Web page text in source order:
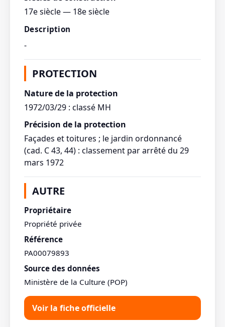
17e siècle — 18e siècle
Description
-
PROTECTION
Nature de la protection
1972/03/29 : classé MH
Précision de la protection
Façades et toitures ; le jardin ordonnancé
(cad. C 43, 44) : classement par arrêté du 29
mars 1972
AUTRE
Propriétaire
Propriété privée
Référence
PA00079893
Source des données
Ministère de la Culture (POP)
Voir la fiche officielle